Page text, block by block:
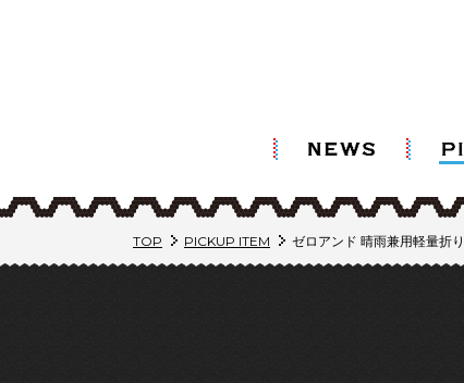
TOP PICKUP ITEM ゼロアンド 晴雨兼用軽量折